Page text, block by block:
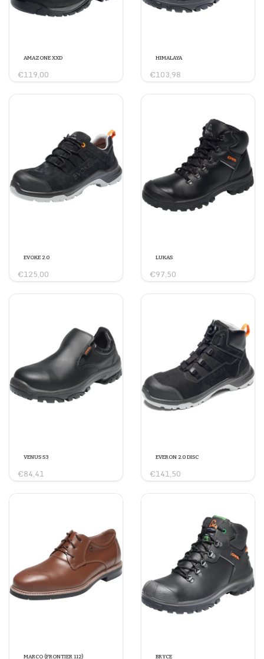
AMAZONE XXD
€119,00
HIMALAYA
€103,98
EVOKE 2.0
€125,00
LUKAS
€97,50
VENUS S3
€84,41
EVERON 2.0 DISC
€141,50
MARCO (FRONTIER 112) BRYCE